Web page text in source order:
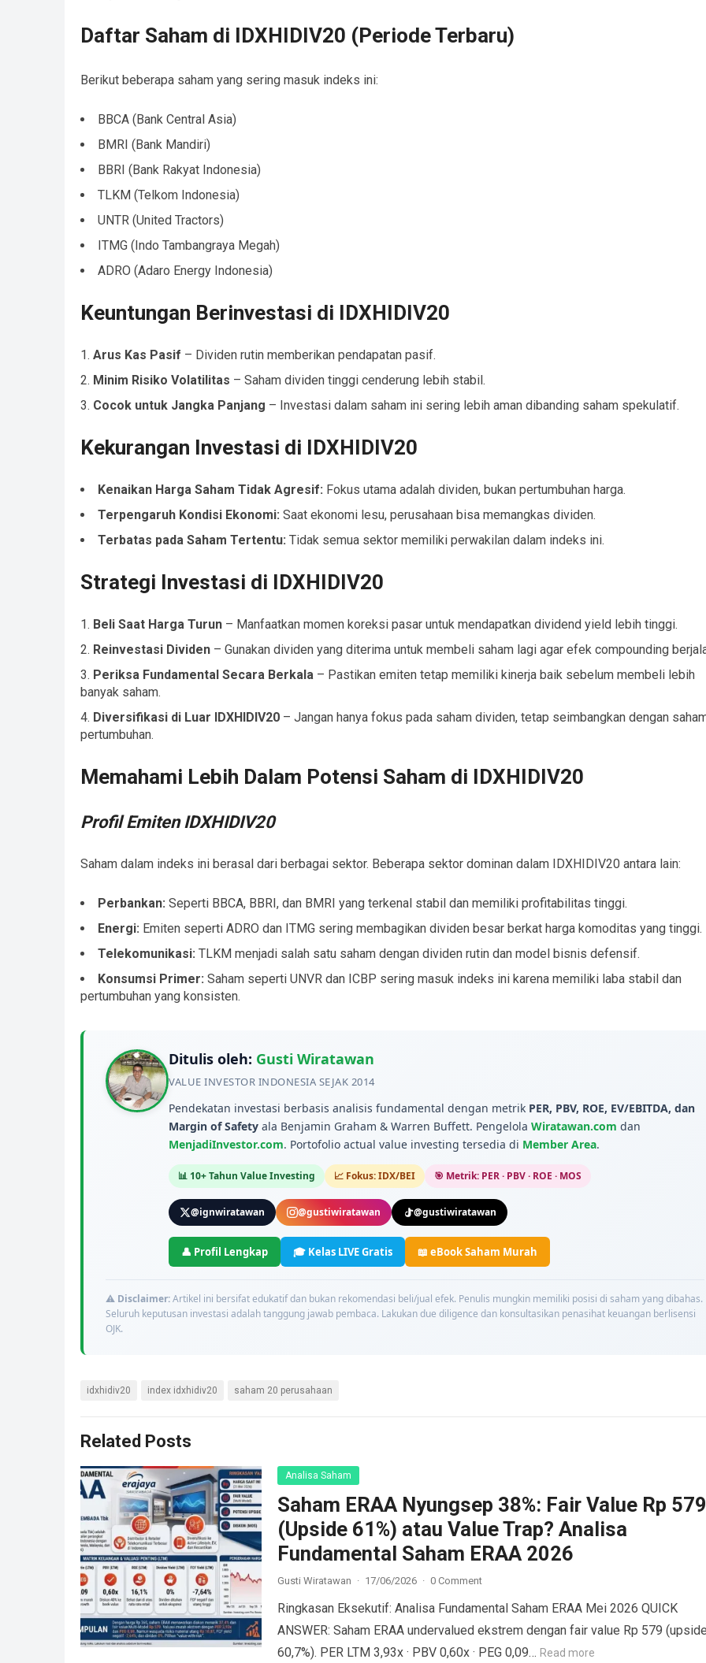
Daftar Saham di IDXHIDIV20 (Periode Terbaru)
Berikut beberapa saham yang sering masuk indeks ini:
BBCA (Bank Central Asia)
BMRI (Bank Mandiri)
BBRI (Bank Rakyat Indonesia)
TLKM (Telkom Indonesia)
UNTR (United Tractors)
ITMG (Indo Tambangraya Megah)
ADRO (Adaro Energy Indonesia)
Keuntungan Berinvestasi di IDXHIDIV20
Arus Kas Pasif – Dividen rutin memberikan pendapatan pasif.
Minim Risiko Volatilitas – Saham dividen tinggi cenderung lebih stabil.
Cocok untuk Jangka Panjang – Investasi dalam saham ini sering lebih aman dibanding saham spekulatif.
Kekurangan Investasi di IDXHIDIV20
Kenaikan Harga Saham Tidak Agresif: Fokus utama adalah dividen, bukan pertumbuhan harga.
Terpengaruh Kondisi Ekonomi: Saat ekonomi lesu, perusahaan bisa memangkas dividen.
Terbatas pada Saham Tertentu: Tidak semua sektor memiliki perwakilan dalam indeks ini.
Strategi Investasi di IDXHIDIV20
Beli Saat Harga Turun – Manfaatkan momen koreksi pasar untuk mendapatkan dividend yield lebih tinggi.
Reinvestasi Dividen – Gunakan dividen yang diterima untuk membeli saham lagi agar efek compounding
Periksa Fundamental Secara Berkala – Pastikan emiten tetap memiliki kinerja baik sebelum membeli lebih
banyak saham.
Diversifikasi di Luar IDXHIDIV20 – Jangan hanya fokus pada saham dividen, tetap seimbangkan dengan
pertumbuhan.
Memahami Lebih Dalam Potensi Saham di IDXHIDIV20
Profil Emiten IDXHIDIV20
Saham dalam indeks ini berasal dari berbagai sektor. Beberapa sektor dominan dalam IDXHIDIV20 antara lain:
Perbankan: Seperti BBCA, BBRI, dan BMRI yang terkenal stabil dan memiliki profitabilitas tinggi.
Energi: Emiten seperti ADRO dan ITMG sering membagikan dividen besar berkat harga komoditas yang tinggi.
Telekomunikasi: TLKM menjadi salah satu saham dengan dividen rutin dan model bisnis defensif.
Konsumsi Primer: Saham seperti UNVR dan ICBP sering masuk indeks ini karena memiliki laba stabil dan
pertumbuhan yang konsisten.
Ditulis oleh: Gusti Wiratawan
VALUE INVESTOR INDONESIA SEJAK 2014
Pendekatan investasi berbasis analisis fundamental dengan metrik PER, PBV, ROE, EV/EBITDA, dan
Margin of Safety ala Benjamin Graham & Warren Buffett. Pengelola Wiratawan.com dan
MenjadiInvestor.com. Portofolio actual value investing tersedia di Member Area.
📊 10+ Tahun Value Investing 📈 Fokus: IDX/BEI 🎯 Metrik: PER · PBV · ROE · MOS
@ignwiratawan @gustiwiratawan @gustiwiratawan
👤 Profil Lengkap 🎓 Kelas LIVE Gratis 📖 eBook Saham Murah
⚠️ Disclaimer:Artikel ini bersifat edukatif dan bukan rekomendasi beli/jual efek. Penulis mungkin memiliki posisi di saham yang dibahas.
Seluruh keputusan investasi adalah tanggung jawab pembaca. Lakukan due diligence dan konsultasikan penasihat keuangan berlisensi
OJK.
idxhidiv20 index idxhidiv20 saham 20 perusahaan
Related Posts
Analisa Saham
Saham ERAA Nyungsep 38%: Fair Value Rp 579
(Upside 61%) atau Value Trap? Analisa
Fundamental Saham ERAA 2026
Gusti Wiratawan · 17/06/2026 · 0 Comment
Ringkasan Eksekutif: Analisa Fundamental Saham ERAA Mei 2026 QUICK
ANSWER: Saham ERAA undervalued ekstrem dengan fair value Rp 579
60,7%). PER LTM 3,93x · PBV 0,60x · PEG 0,09… Read more